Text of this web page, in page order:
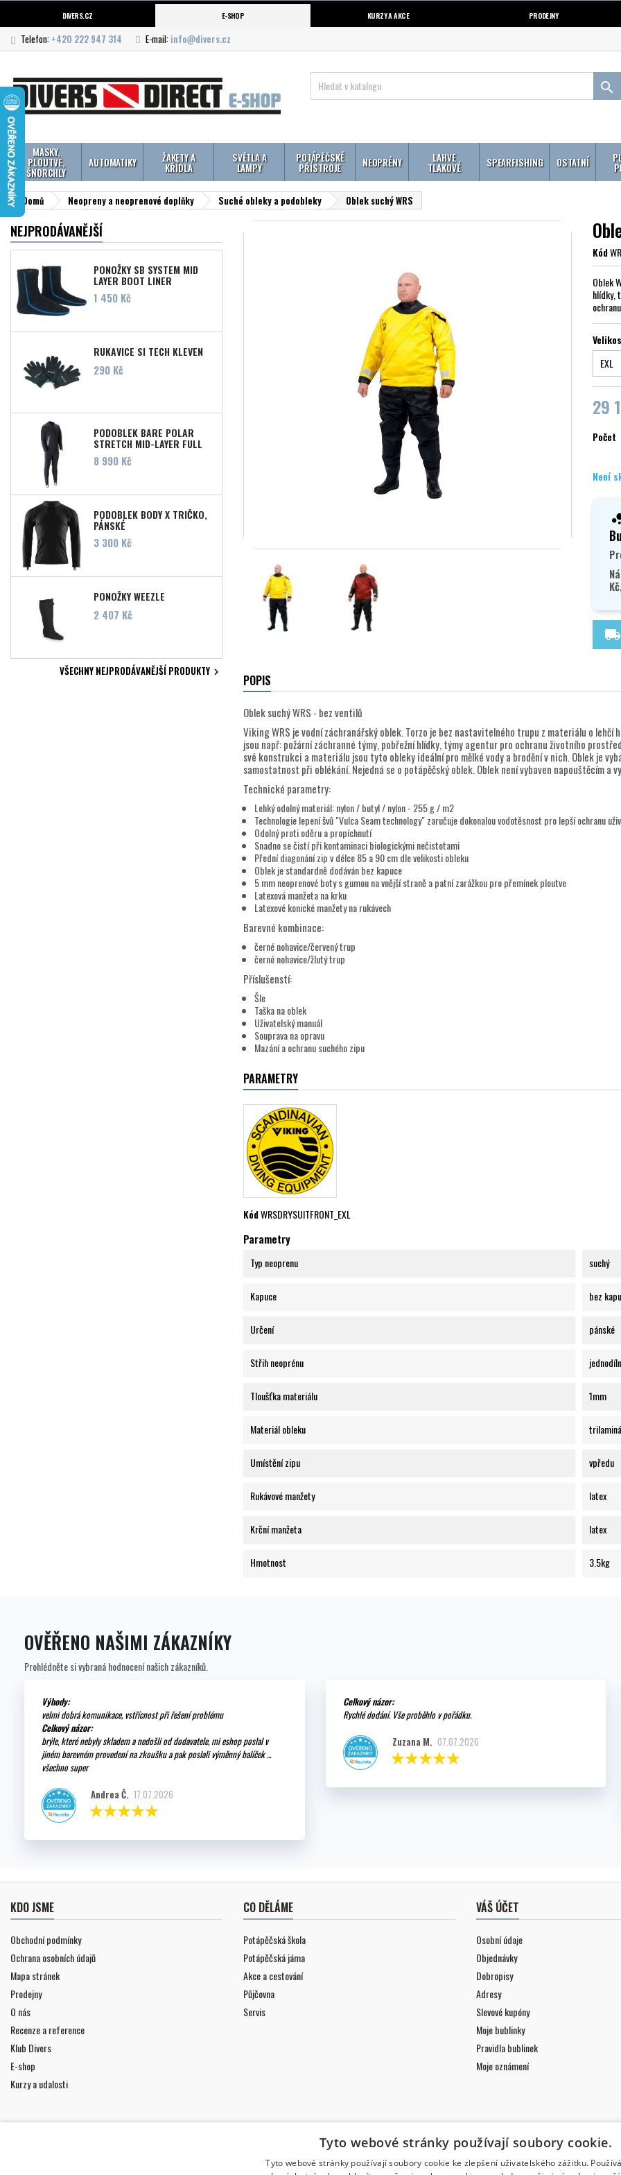
DIVERS.CZ E-SHOP KURZY A AKCE PRODEJNY
Telefon: +420 222 947 314 E-mail: info@divers.cz

MASKY,
PLOUTVE,
ŠNORCHLY
AUTOMATIKY ŽAKETY A
KŘÍDLA
SVĚTLA A
LAMPY
POTÁPĚČSKÉ
PŘÍSTROJE NEOPRÉNY LAHVE
TLAKOVÉ SPEARFISHING OSTATNÍ
Domů Neopreny a neoprenové doplňky Suché obleky a podobleky Oblek suchý WRS
NEJPRODÁVANĚJŠÍ
PONOŽKY SB SYSTEM MID
LAYER BOOT LINER
Cena
1 450 Kč
RUKAVICE SI TECH KLEVEN
Cena
290 Kč
PODOBLEK BARE POLAR
STRETCH MID-LAYER FULL
MEN'S
Cena
8 990 Kč
PODOBLEK BODY X TRIČKO,
PÁNSKÉ
Cena
3 300 Kč
PONOŽKY WEEZLE
Cena
2 407 Kč
VŠECHNY NEJPRODÁVANĚJŠÍ PRODUKTY 
Kód
Oblek
hlídky,
29
Počet
Není
local_shipping
POPIS
Oblek suchý WRS - bez ventilů
Viking WRS je vodní záchranářský oblek. Torzo je bez nastavitelného trupu z materiálu o
jsou např: požární záchranné týmy, pobřežní hlídky, týmy agentur pro ochranu životního
své konstrukci a materiálu jsou tyto obleky ideální pro mělké vody a brodění v nich. Oblek je
samostatnost při oblékání. Nejedná se o potápěčský oblek. Oblek není vybaven napouštěcím a
Technické parametry:
Lehký odolný materiál: nylon / butyl / nylon - 255 g / m2
Technologie lepení švů "Vulca Seam technology" zaručuje dokonalou vodotěsnost pro lepší ochranu
Odolný proti oděru a propíchnutí
Snadno se čistí při kontaminaci biologickými nečistotami
Přední diagonání zip v délce 85 a 90 cm dle velikosti obleku
Oblek je standardně dodáván bez kapuce
5 mm neoprenové boty s gumou na vnější straně a patní zarážkou pro přemínek ploutve
Latexová manžeta na krku
Latexové konické manžety na rukávech
Barevné kombinace:
černé nohavice/červený trup
černé nohavice/žlutý trup
Příslušenstí:
Šle
Taška na oblek
Uživatelský manuál
Souprava na opravu
Mazání a ochranu suchého zipu
PARAMETRY
KódWRSDRYSUITFRONT_EXL
Parametry
Typ neoprenu suchý
Kapuce bez
Určení pánské
Střih neoprénu
Tloušťka materiálu 1mm
Materiál obleku
Umístění zipu vpředu
Rukávové manžety latex
Krční manžeta latex
Hmotnost 3.5kg
OVĚŘENO NAŠIMI ZÁKAZNÍKY
Prohlédněte si vybraná hodnocení našich zákazníků.
Výhody:
velmi dobrá komunikace, vstřícnost při řešení problému
Celkový názor:
brýle, které nebyly skladem a nedošli od dodavatele, mi eshop poslal v
jiném barevném provedení na zkoušku a pak poslali výměnný balíček ...
všechno super
Andrea Č. 17.07.2026
Celkový názor:
Rychlé dodání. Vše proběhlo v pořádku.
Zuzana M. 07.07.2026
KDO JSME
Obchodní podmínky
Ochrana osobních údajů
Mapa stránek
Prodejny
O nás
Recenze a reference
Klub Divers
E-shop
Kurzy a udalosti
CO DĚLÁME
Potápěčská škola
Potápěčská jáma
Akce a cestování
Půjčovna
Servis
VÁŠ ÚČET
Osobní údaje
Objednávky
Dobropisy
Adresy
Slevové kupóny
Moje bublinky
Pravidla bublinek
Moje oznámení
Tyto webové stránky používají soubory cookie.
Tyto webové stránky používají soubory cookie ke zlepšení uživatelského zážitku.